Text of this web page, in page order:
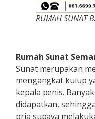
RUMAH SUNAT
Rumah Sunat
Sunat merupakan
mengangkat kulup
kepala penis.
didapatkan,
pria supaya